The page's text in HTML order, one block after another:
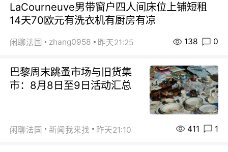
LaCourneuve男带窗户四人间床位上铺短租
14天70欧元有洗衣机有厨房有凉
闲聊法国 zhang0958 昨天21:25 138 0
巴黎周末跳蚤市场与旧货集
市：8月8日至9日活动汇总
闲聊法国 新闻我来找 昨天21:10 411 1